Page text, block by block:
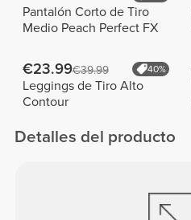
Pantalón Corto de Tiro
Medio Peach Perfect FX
€23.99€39.99 40%
Leggings de Tiro Alto
Contour
Detalles del producto